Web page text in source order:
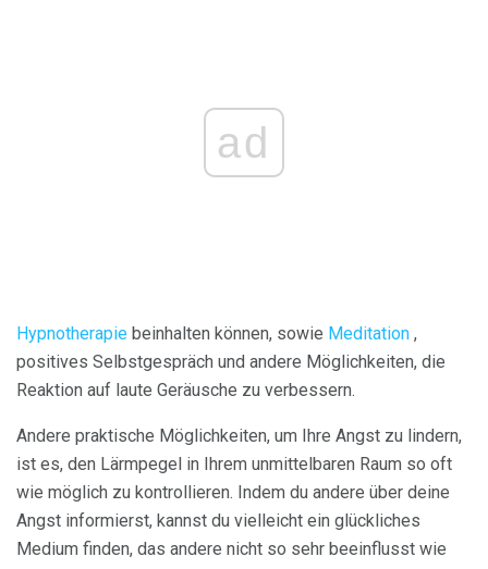
ad
Hypnotherapie beinhalten können, sowie Meditation ,
positives Selbstgespräch und andere Möglichkeiten, die
Reaktion auf laute Geräusche zu verbessern.
Andere praktische Möglichkeiten, um Ihre Angst zu lindern,
ist es, den Lärmpegel in Ihrem unmittelbaren Raum so oft
wie möglich zu kontrollieren. Indem du andere über deine
Angst informierst, kannst du vielleicht ein glückliches
Medium finden, das andere nicht so sehr beeinflusst wie